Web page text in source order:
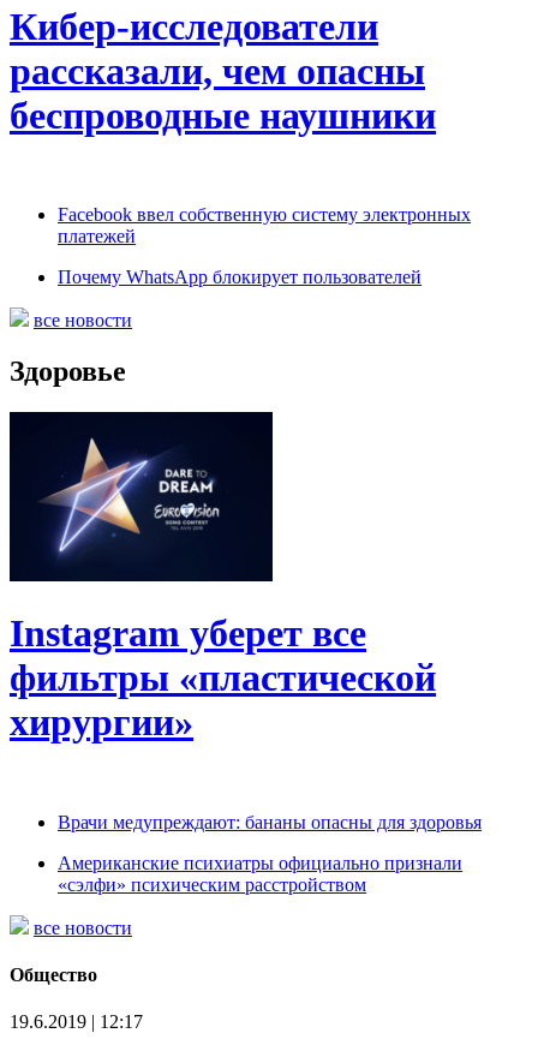
Кибер-исследователи
рассказали, чем опасны
беспроводные наушники
Facebook ввел собственную систему электронных
платежей
Почему WhatsApp блокирует пользователей
все новости
Здоровье
Instagram уберет все
фильтры «пластической
хирургии»
Врачи медупреждают: бананы опасны для здоровья
Американские психиатры официально признали
«сэлфи» психическим расстройством
все новости
Общество
19.6.2019 | 12:17